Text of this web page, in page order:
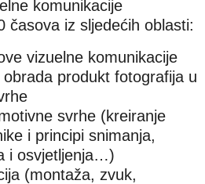
komunikacije
časova iz sljedećih oblasti:
vizuelne komunikacije
produkt fotografija u
svrhe (kreiranje
i principi snimanja,
i osvjetljenja…)
(montaža, zvuk,